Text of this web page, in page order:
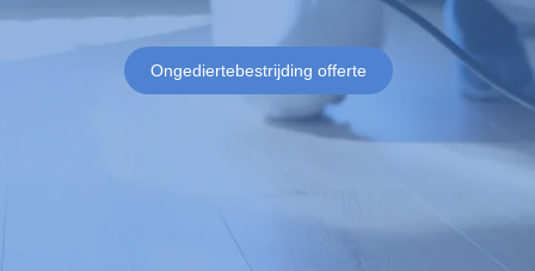
Ongediertebestrijding offerte